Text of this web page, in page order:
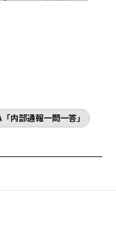
内部通報一問一答」